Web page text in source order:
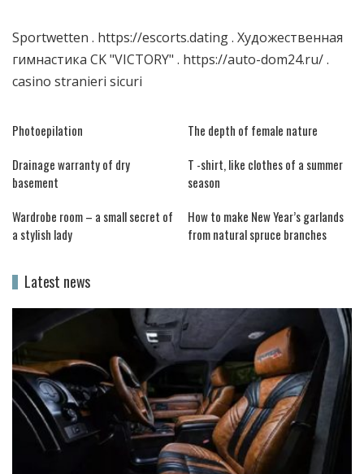
Sportwetten . https://escorts.dating. Художественная
гимнастика CK "VICTORY" . https://auto-dom24.ru/.
casino stranieri sicuri
Photoepilation
The depth of female nature
Drainage warranty of dry
basement
T -shirt, like clothes of a summer
season
Wardrobe room – a small secret of
a stylish lady
How to make New Year’s garlands
from natural spruce branches
Latest news